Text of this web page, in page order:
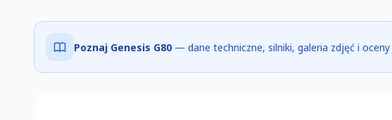
Poznaj Genesis G80 — dane techniczne, silniki, galeria zdjęć i